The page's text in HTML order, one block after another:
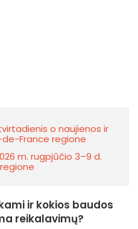
o naujienos ir
de-France regione
m. rugpjūčio 3–9 d.
ir kokios baudos
reikalavimų?